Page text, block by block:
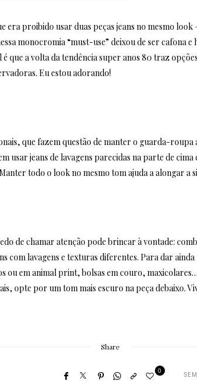
era proibido usar duas peças jeans no mesmo
monocromia “must-use” deixou de ser cafona e
é que a volta da tendência super anos 80 traz
Eu estou adorando!
que fazem questão de manter o guarda-roupa
usar jeans de lavagens parecidas na parte de
todo o look no mesmo tom ajuda a alongar a
de chamar atenção pode brincar à vontade:
com lavagens e texturas diferentes. Para dar
ou em animal print, bolsas em couro,
opte por um tom mais escuro na peça debaixo.
Share
0